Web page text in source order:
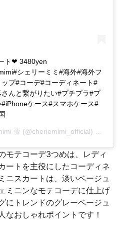
ㅤㅤㅤㅤㅤㅤㅤㅤㅤㅤ
シェリーミミ#海外#海外フ
プ#コーデ#コーディネート#
んと繋がりたい#プチプラ#プ
ケース#スマホケース#
🌼 (@cheriemimi_official) on
モテコーデ3つめは、レディ
ートを主役にしたコーディネ
ニスカートは、淡いベージュ
ミニンなモテコーデに仕上げ
にトレンドのグレーベージュ
なおしゃれポイントです！